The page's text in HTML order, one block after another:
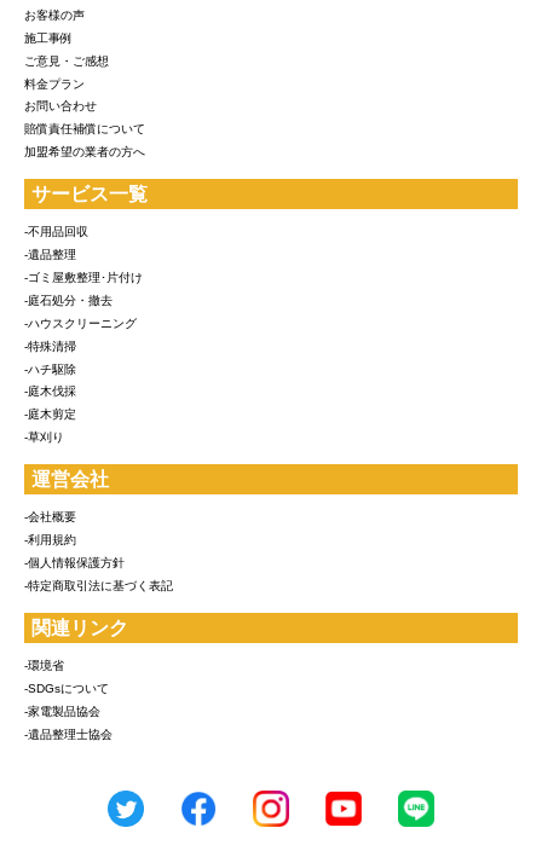
お客様の声
施工事例
ご意見・ご感想
料金プラン
お問い合わせ
賠償責任補償について
加盟希望の業者の方へ
サービス一覧
-不用品回収
-遺品整理
-ゴミ屋敷整理･片付け
-庭石処分・撤去
-ハウスクリーニング
-特殊清掃
-ハチ駆除
-庭木伐採
-庭木剪定
-草刈り
運営会社
-会社概要
-利用規約
-個人情報保護方針
-特定商取引法に基づく表記
関連リンク
-環境省
-SDGsについて
-家電製品協会
-遺品整理士協会